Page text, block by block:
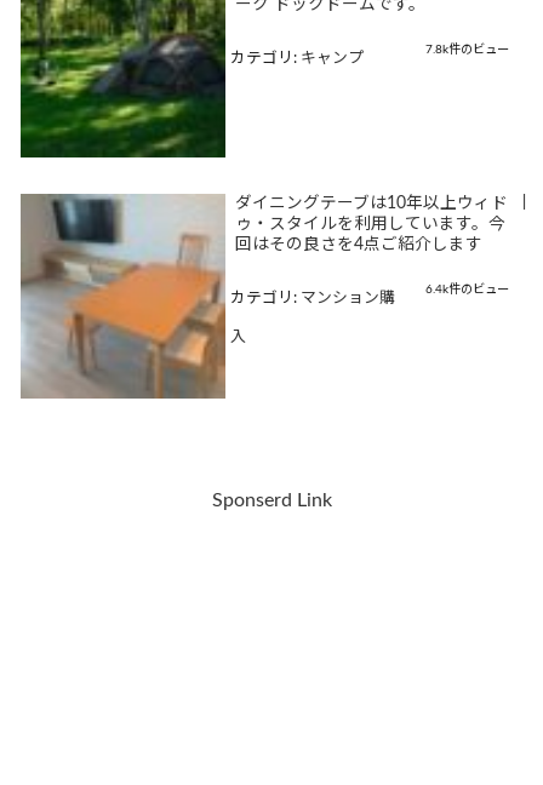
ーク ドックドームです。
7.8k件のビュー
カテゴリ: キャンプ
ダイニングテーブは10年以上ウィド
ゥ・スタイルを利用しています。今
回はその良さを4点ご紹介します
6.4k件のビュー
カテゴリ: マンション購
入
Sponserd Link